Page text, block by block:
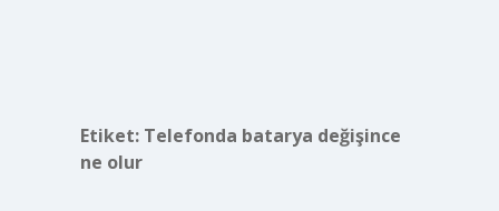
Etiket: Telefonda batarya değişince
ne olur